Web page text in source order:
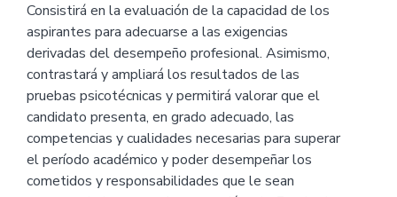
Consistirá en la evaluación de la capacidad de los
aspirantes para adecuarse a las exigencias
derivadas del desempeño profesional. Asimismo,
contrastará y ampliará los resultados de las
pruebas psicotécnicas y permitirá valorar que el
candidato presenta, en grado adecuado, las
competencias y cualidades necesarias para superar
el período académico y poder desempeñar los
cometidos y responsabilidades que le sean